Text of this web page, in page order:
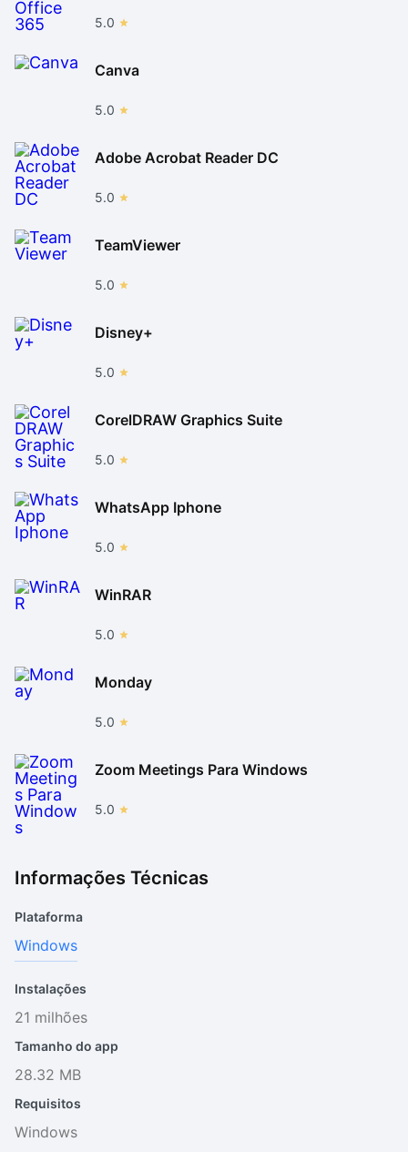
5.0
Canva
5.0
Adobe Acrobat Reader DC
5.0
TeamViewer
5.0
Disney+
5.0
CorelDRAW Graphics Suite
5.0
WhatsApp Iphone
5.0
WinRAR
5.0
Monday
5.0
Zoom Meetings Para Windows
5.0
Informações Técnicas
Plataforma
Windows
Instalações
21 milhões
Tamanho do app
28.32 MB
Requisitos
Windows